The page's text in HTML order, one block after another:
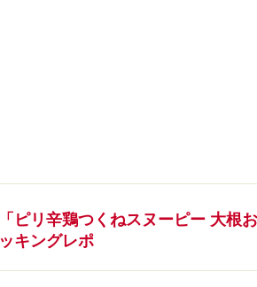
「ピリ辛鶏つくねスヌーピー 大根
ッキングレポ